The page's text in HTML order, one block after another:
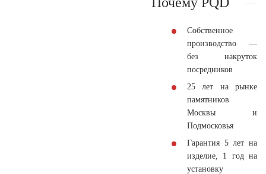
Собственное
производство —
без накруток
посредников
25 лет на рынке
памятников
Москвы и
Подмосковья
Гарантия 5 лет на
изделие, 1 год на
установку